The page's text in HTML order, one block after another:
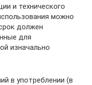
и технического
можно
должен
для
изначально
в употреблении (в